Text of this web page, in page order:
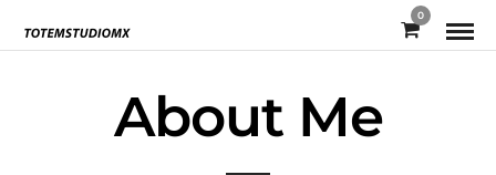
0
About Me